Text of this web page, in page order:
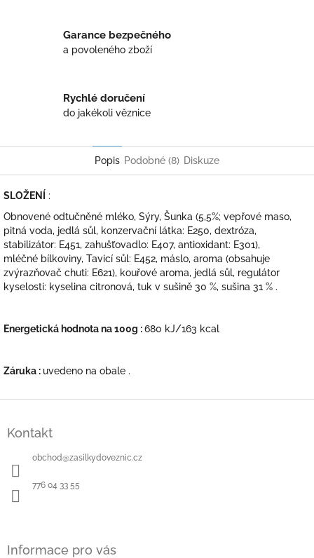
Garance bezpečného
a povoleného zboží
Rychlé doručení
do jakékoli věznice
Popis Podobné (8) Diskuze
SLOŽENÍ
:
Obnovené odtučněné mléko, Sýry, Šunka (5,5%; vepřové maso,
pitná voda, jedlá sůl, konzervační látka: E250, dextróza,
stabilizátor: E451, zahušťovadlo: E407, antioxidant: E301),
mléčné bílkoviny, Tavicí sůl: E452, máslo, aroma (obsahuje
zvýrazňovač chuti: E621), kouřové aroma, jedlá sůl, regulátor
kyselosti: kyselina citronová, tuk v sušině 30 %, sušina 31 % .
Energetická hodnota na 100g :680 kJ/163 kcal
Záruka : uvedeno na obale .
Kontakt
obchod@zasilkydoveznic.cz
776 04 33 55
Informace pro vás